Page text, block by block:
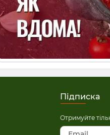
Підписка
Отримуйте